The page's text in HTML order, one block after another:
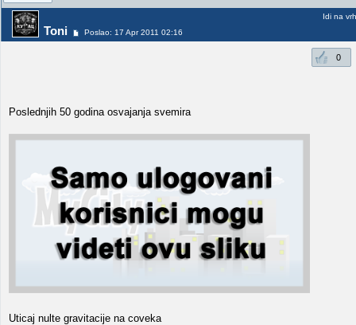
Toni Poslao: 17 Apr 2011 02:16
Idi na vrh
0
Poslednjih 50 godina osvajanja svemira
Uticaj nulte gravitacije na coveka